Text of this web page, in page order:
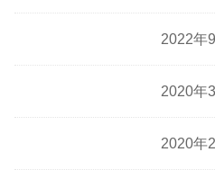
2022年
2020年
2020年